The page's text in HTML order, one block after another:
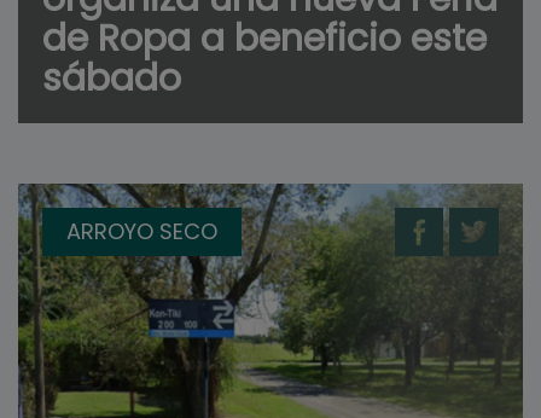
de Ropa a beneficio este
sábado
ARROYO SECO